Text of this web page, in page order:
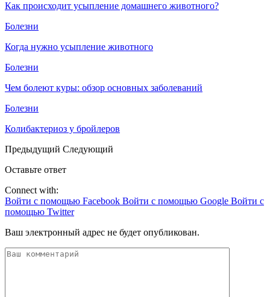
Как происходит усыпление домашнего животного?
Болезни
Когда нужно усыпление животного
Болезни
Чем болеют куры: обзор основных заболеваний
Болезни
Колибактериоз у бройлеров
Предыдущий Следующий
Оставьте ответ
Connect with:
Войти с помощью Facebook Войти с помощью Google Войти с
помощью Twitter
Ваш электронный адрес не будет опубликован.